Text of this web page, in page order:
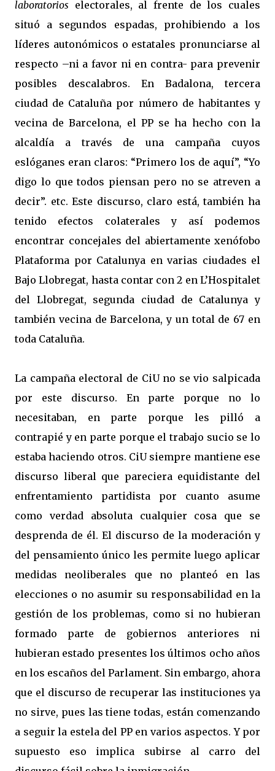
laboratorios electorales, al frente de los cuales
situó a segundos espadas, prohibiendo a los
líderes autonómicos o estatales pronunciarse al
respecto –ni a favor ni en contra- para prevenir
posibles descalabros. En Badalona, tercera
ciudad de Cataluña por número de habitantes y
vecina de Barcelona, el PP se ha hecho con la
alcaldía a través de una campaña cuyos
eslóganes eran claros: “Primero los de aquí”, “Yo
digo lo que todos piensan pero no se atreven a
decir”. etc. Este discurso, claro está, también ha
tenido efectos colaterales y así podemos
encontrar concejales del abiertamente xenófobo
Plataforma por Catalunya en varias ciudades el
Bajo Llobregat, hasta contar con 2 en L’Hospitalet
del Llobregat, segunda ciudad de Catalunya y
también vecina de Barcelona, y un total de 67 en
toda Cataluña.
La campaña electoral de CiU no se vio salpicada
por este discurso. En parte porque no lo
necesitaban, en parte porque les pilló a
contrapié y en parte porque el trabajo sucio se lo
estaba haciendo otros. CiU siempre mantiene ese
discurso liberal que pareciera equidistante del
enfrentamiento partidista por cuanto asume
como verdad absoluta cualquier cosa que se
desprenda de él. El discurso de la moderación y
del pensamiento único les permite luego aplicar
medidas neoliberales que no planteó en las
elecciones o no asumir su responsabilidad en la
gestión de los problemas, como si no hubieran
formado parte de gobiernos anteriores ni
hubieran estado presentes los últimos ocho años
en los escaños del Parlament. Sin embargo, ahora
que el discurso de recuperar las instituciones ya
no sirve, pues las tiene todas, están comenzando
a seguir la estela del PP en varios aspectos. Y por
supuesto eso implica subirse al carro del